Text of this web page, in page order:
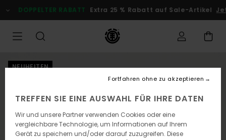
zur
Produktinformation
DOPPELTER RABATT Extra 25 % Rabatt auf Sale-Artikel
NEUHEITEN
TREFFEN SIE EINE AUSWAHL FÜR IHRE DATEN
Wir und unsere Partner verwenden Cookies oder eine
vergleichbare Technologie, um Informationen auf Ihrem
Gerät zu speichern und/oder darauf zuzugreifen. Diese
Fortfahren ohne zu akzeptieren